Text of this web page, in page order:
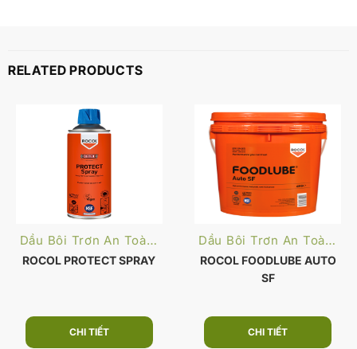
RELATED PRODUCTS
Dầu Bôi Trơn An Toàn Thực Phẩm
ROCOL PROTECT SPRAY
CHI TIẾT
Dầu Bôi Trơn An Toàn Thực Phẩm
ROCOL FOODLUBE AUTO
SF
CHI TIẾT